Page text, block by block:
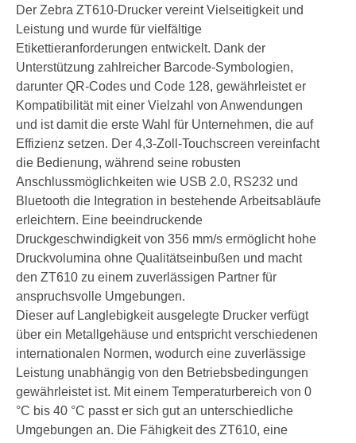
Der Zebra ZT610-Drucker vereint Vielseitigkeit und
Leistung und wurde für vielfältige
Etikettieranforderungen entwickelt. Dank der
Unterstützung zahlreicher Barcode-Symbologien,
darunter QR-Codes und Code 128, gewährleistet er
Kompatibilität mit einer Vielzahl von Anwendungen
und ist damit die erste Wahl für Unternehmen, die auf
Effizienz setzen. Der 4,3-Zoll-Touchscreen vereinfacht
die Bedienung, während seine robusten
Anschlussmöglichkeiten wie USB 2.0, RS232 und
Bluetooth die Integration in bestehende Arbeitsabläufe
erleichtern. Eine beeindruckende
Druckgeschwindigkeit von 356 mm/s ermöglicht hohe
Druckvolumina ohne Qualitätseinbußen und macht
den ZT610 zu einem zuverlässigen Partner für
anspruchsvolle Umgebungen.
Dieser auf Langlebigkeit ausgelegte Drucker verfügt
über ein Metallgehäuse und entspricht verschiedenen
internationalen Normen, wodurch eine zuverlässige
Leistung unabhängig von den Betriebsbedingungen
gewährleistet ist. Mit einem Temperaturbereich von 0
°C bis 40 °C passt er sich gut an unterschiedliche
Umgebungen an. Die Fähigkeit des ZT610, eine